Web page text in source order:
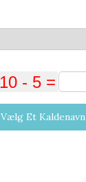
Vælg Et Kaldenavn